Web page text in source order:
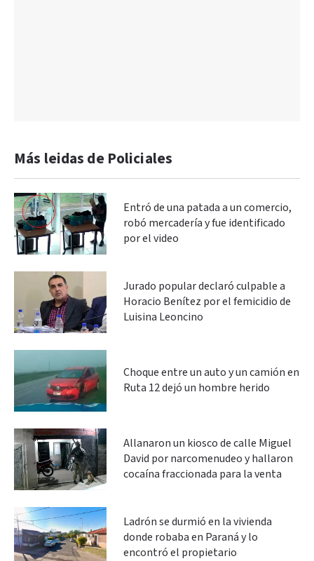
Más leidas de Policiales
Entró de una patada a un comercio,
robó mercadería y fue identificado
por el video
Jurado popular declaró culpable a
Horacio Benítez por el femicidio de
Luisina Leoncino
Choque entre un auto y un camión en
Ruta 12 dejó un hombre herido
Allanaron un kiosco de calle Miguel
David por narcomenudeo y hallaron
cocaína fraccionada para la venta
Ladrón se durmió en la vivienda
donde robaba en Paraná y lo
encontró el propietario